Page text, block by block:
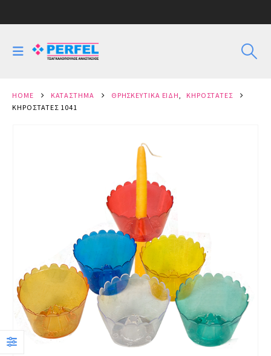
HOME ΚΑΤΆΣΤΗΜΑ ΘΡΗΣΚΕΥΤΙΚΆ ΕΊΔΗ,
ΚΗΡΟΣΤΆΤΕΣ
ΚΗΡΟΣΤΆΤΕΣ 1041